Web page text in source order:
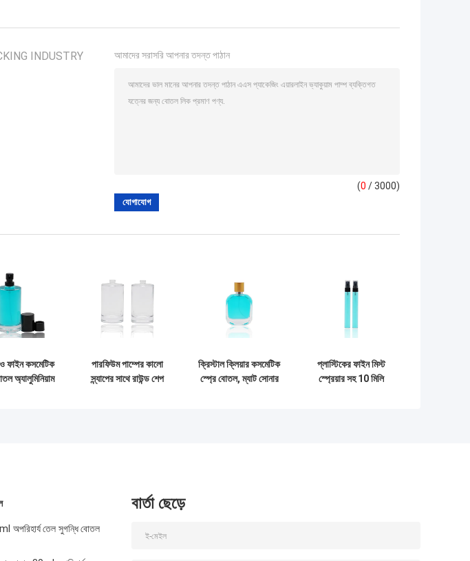
INDUSTRY
আমাদের সরাসরি আপনার তদন্ত পাঠান
(0 / 3000)
কসমেটিক
অ্যালুমিনিয়াম
পারফিউম পাম্পের কালো
স্ন্যাপের সাথে রাউন্ড শেপ
ক্রিস্টাল ক্লিয়ার কসমেটিক
স্প্রে বোতল, ম্যাট সোনার
প্লাস্টিকের ফাইন মিস্ট
স্প্রেয়ার সহ 10 মিলি
অপরিহার্য তেল সুগন্ধি বোতল
বার্তা ছেড়ে